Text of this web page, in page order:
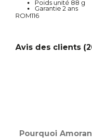
Poids unité 88 g
Garantie 2 ans
ROM116
Avis des clients (
Pourquoi